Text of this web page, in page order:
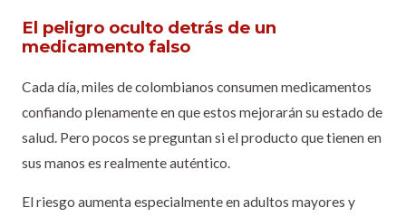
El peligro oculto detrás de un
medicamento falso
Cada día, miles de colombianos consumen medicamentos
confiando plenamente en que estos mejorarán su estado de
salud. Pero pocos se preguntan si el producto que tienen en
sus manos es realmente auténtico.
El riesgo aumenta especialmente en adultos mayores y